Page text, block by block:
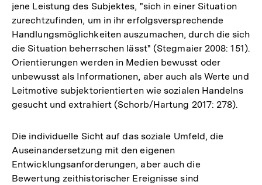
jene Leistung des Subjektes, "sich in einer Situation
zurechtzufinden, um in ihr erfolgsversprechende
Handlungsmöglichkeiten auszumachen, durch die sich
die Situation beherrschen lässt" (Stegmaier 2008: 151).
Orientierungen werden in Medien bewusst oder
unbewusst als Informationen, aber auch als Werte und
Leitmotive subjektorientierten wie sozialen Handelns
gesucht und extrahiert (Schorb/Hartung 2017: 278).
Die individuelle Sicht auf das soziale Umfeld, die
Auseinandersetzung mit den eigenen
Entwicklungsanforderungen, aber auch die
Bewertung zeithistorischer Ereignisse sind